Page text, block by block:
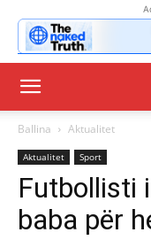
Ballina Aktualitet
Aktualitet Sport
Futbollisti
baba për